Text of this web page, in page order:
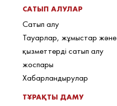
САТЫП АЛУЛАР
Сатып алу
Тауарлар, жұмыстар және
қызметтерді сатып алу
жоспары
Хабарландырулар
ТҰРАҚТЫ ДАМУ